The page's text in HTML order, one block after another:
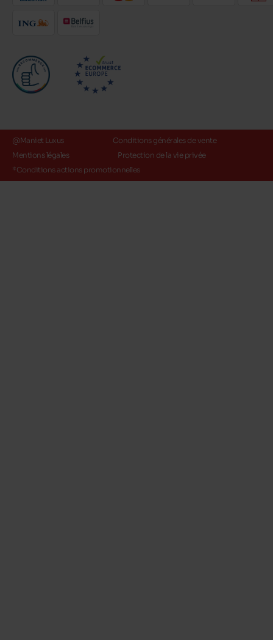
@Maniet Luxus
Conditions générales de vente
Mentions légales
Protection de la vie privée
*Conditions actions promotionnelles